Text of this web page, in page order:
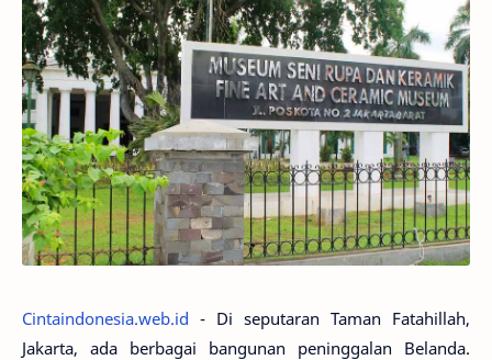
Cintaindonesia.web.id - Di seputaran Taman Fatahillah,
Jakarta, ada berbagai bangunan peninggalan Belanda.